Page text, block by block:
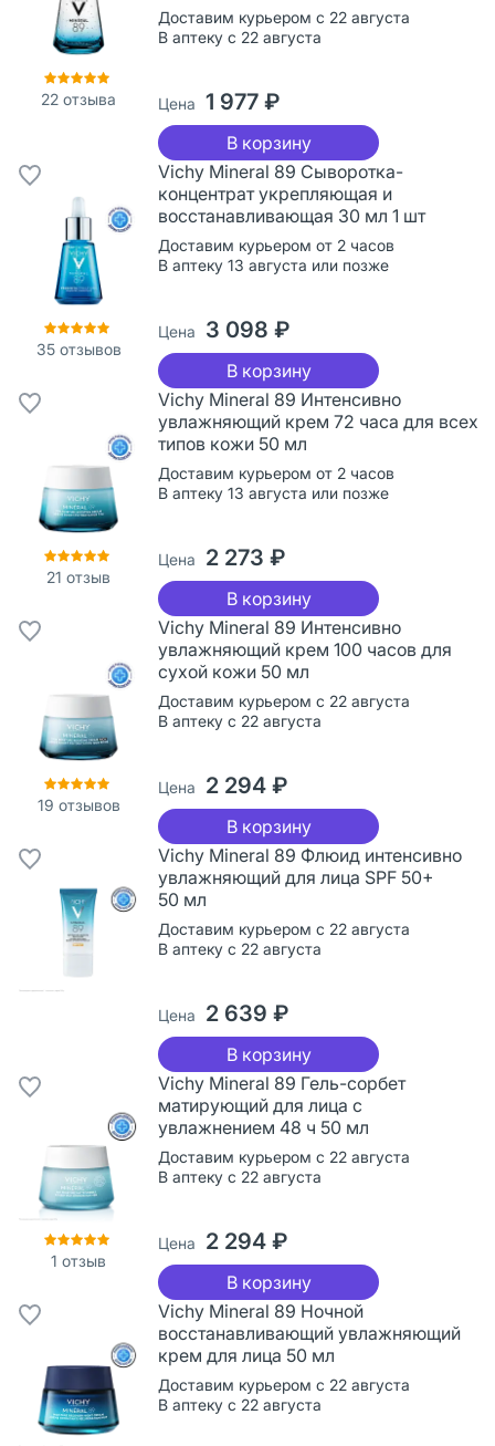
22 отзыва
Доставим курьером с 22 августа
В аптеку с 22 августа
Цена 1 977 ₽
В корзину
35отзывов
Vichy Mineral 89 Сыворотка-
концентрат укрепляющая и
восстанавливающая 30 мл 1 шт
Доставим курьером от 2 часов
В аптеку 13 августа или позже
Цена 3 098 ₽
В корзину
21 отзыв
Vichy Mineral 89 Интенсивно
увлажняющий крем 72 часа для всех
типов кожи 50 мл
Доставим курьером от 2 часов
В аптеку 13 августа или позже
Цена 2 273 ₽
В корзину
19 отзывов
Vichy Mineral 89 Интенсивно
увлажняющий крем 100 часов для
сухой кожи 50 мл
Доставим курьером с 22 августа
В аптеку с 22 августа
Цена 2 294 ₽
В корзину
Vichy Mineral 89 Флюид интенсивно
увлажняющий для лица SPF 50+
50 мл
Доставим курьером с 22 августа
В аптеку с 22 августа
Цена 2 639 ₽
В корзину
1 отзыв
Vichy Mineral 89 Гель-сорбет
матирующий для лица с
увлажнением 48 ч 50 мл
Доставим курьером с 22 августа
В аптеку с 22 августа
Цена 2 294 ₽
В корзину
Vichy Mineral 89 Ночной
восстанавливающий увлажняющий
крем для лица 50 мл
Доставим курьером с 22 августа
В аптеку с 22 августа